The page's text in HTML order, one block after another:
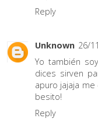
Reply
Unknown 26/
Yo también
dices sirven
apuro jajaja
besito!
Reply